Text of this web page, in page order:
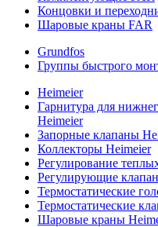
Концовки и
Шаровые краны FAR
Grundfos
Группы быстрого
Heimeier
Гарнитура для
Heimeier
Запорные клапаны
Коллекторы Heimeier
Регулирование
Регулирующие
Термостатические
Термостатические
Шаровые краны